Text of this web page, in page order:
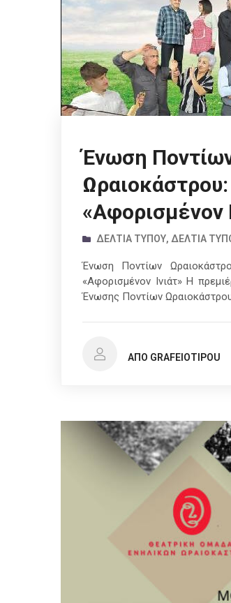
Ένωση
«Αφορισμένον
ΔΕΛΤΊΑ ΤΎΠΟΥ, ΔΕΛΤΊΑ
Ένωση Ποντίων
«Αφορισμένον Ινιάτ» Η
Ένωσης Ποντίων
ΑΠΌ GRAFEIOTIPOU